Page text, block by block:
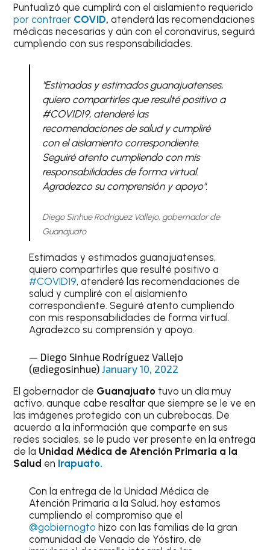
Puntualizó que cumplirá con el aislamiento requerido
por contraer COVID, atenderá las recomendaciones
médicas necesarias y aún con el coronavirus, seguirá
cumpliendo con sus responsabilidades.
"Estimadas y estimados guanajuatenses,
quiero compartirles que resulté positivo a
#COVID19, atenderé las
recomendaciones de salud y cumpliré
con el aislamiento correspondiente.
Seguiré atento cumpliendo con mis
responsabilidades de forma virtual.
Agradezco su comprensión y apoyo".
Diego Sinhue Rodríguez Vallejo, gobernador de
Guanajuato
Estimadas y estimados guanajuatenses,
quiero compartirles que resulté positivo a
#COVID19, atenderé las recomendaciones de
salud y cumpliré con el aislamiento
correspondiente. Seguiré atento cumpliendo
con mis responsabilidades de forma virtual.
Agradezco su comprensión y apoyo.
— Diego Sinhue Rodríguez Vallejo
(@diegosinhue) January 10, 2022
El gobernador de Guanajuato tuvo un día muy
activo, aunque cabe resaltar que siempre se le ve en
las imágenes protegido con un cubrebocas. De
acuerdo a la información que comparte en sus
redes sociales, se le pudo ver presente en la entrega
de la Unidad Médica de Atención Primaria a la
Salud en Irapuato.
Con la entrega de la Unidad Médica de
Atención Primaria a la Salud, hoy estamos
cumpliendo el compromiso que el
@gobiernogto hizo con las familias de la gran
comunidad de Venado de Yóstiro, de